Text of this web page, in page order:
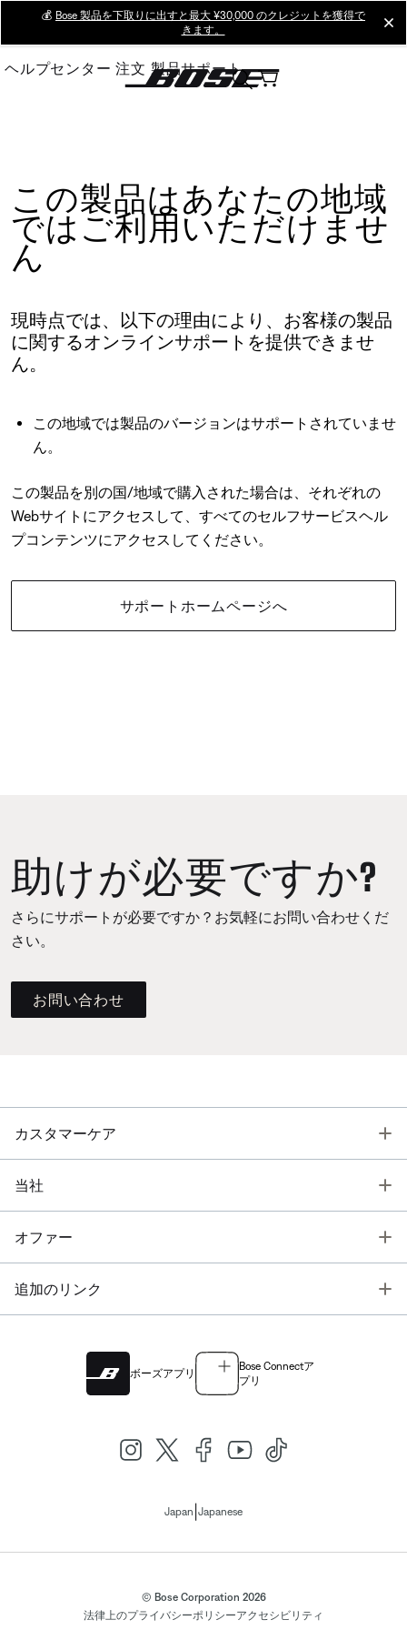
Main
💰 Bose 製品を下取りに出すと最大 ¥30,000 のクレジットを獲得で
きます。
ヘルプセンター 注文 製品サポート
この製品はあなたの地域
ではご利用いただけませ
ん
現時点では、以下の理由により、お客様の製品
に関するオンラインサポートを提供できませ
ん。
この地域では製品のバージョンはサポートされていませ
ん。
この製品を別の国/地域で購入された場合は、それぞれの
Webサイトにアクセスして、すべてのセルフサービスヘル
プコンテンツにアクセスしてください。
サポートホームページへ
助けが必要ですか?
さらにサポートが必要ですか？お気軽にお問い合わせくだ
さい。
お問い合わせ
カスタマーケア
当社
オファー
追加のリンク
ボーズアプリ
Bose Connectア
プリ
Japan Japanese
© Bose Corporation 2026
法律上のプライバシーポリシーアクセシビリティ